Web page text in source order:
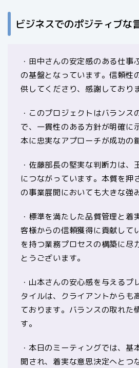
ビジネスでのポジティブな
・田中さんの安定感のある仕事
の基盤となっています。信頼性
供してくださり、感謝しており
・このプロジェクトはバランス
で、一貫性のある方針が明確に
本に忠実なアプローチが成功の
・佐藤部長の堅実な判断力は、
につながっています。本質を押
の事業展開においても大きな強
・標準を満たした品質管理と着
客様からの信頼獲得に貢献して
を持つ業務プロセスの構築に尽
とうございます。
・山本さんの安心感を与えるプ
タイルは、クライアントからも
ております。バランスの取れた
す。
・本日のミーティングでは、基
開され、着実な意思決定へとつ